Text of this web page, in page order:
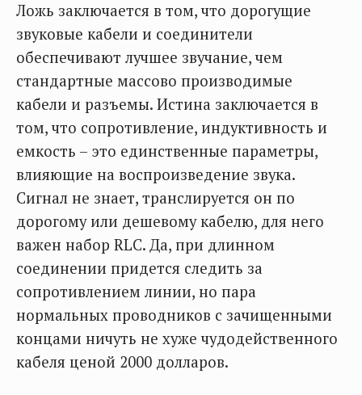
Ложь заключается в том, что дорогущие
звуковые кабели и соединители
обеспечивают лучшее звучание, чем
стандартные массово производимые
кабели и разъемы. Истина заключается в
том, что сопротивление, индуктивность и
емкость – это единственные параметры,
влияющие на воспроизведение звука.
Сигнал не знает, транслируется он по
дорогому или дешевому кабелю, для него
важен набор RLC. Да, при длинном
соединении придется следить за
сопротивлением линии, но пара
нормальных проводников с зачищенными
концами ничуть не хуже чудодейственного
кабеля ценой 2000 долларов.